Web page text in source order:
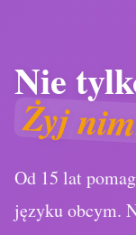
Od 15 lat
języku obcym.
ćwiczenia
rozmowy, które